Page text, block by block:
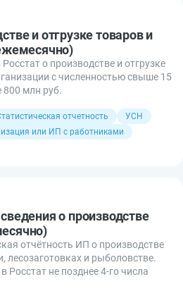
и отгрузке товаров и
о производстве и отгрузке
с численностью свыше 15
800 млн руб.
отчетность
УСН
или ИП с работниками
о производстве
отчётность ИП о производстве
и рыболовстве.
не позднее 4-го числа